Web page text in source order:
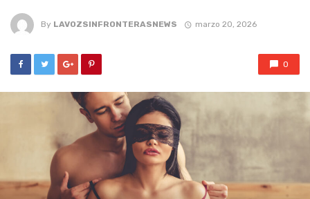
By LAVOZSINFRONTERASNEWS marzo 20, 2026
0